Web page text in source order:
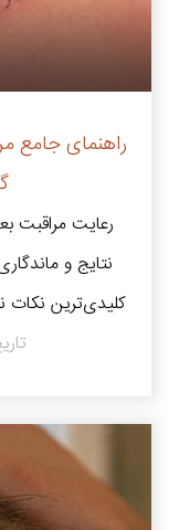
راهنمای جامع
رعایت مراقبت
نتایج و
کلیدی‌ترین نکات